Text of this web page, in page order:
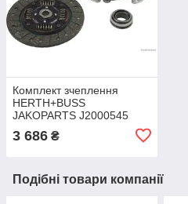
Комплект зчеплення
HERTH+BUSS
JAKOPARTS J2000545
HYUNDAI: I20, I30, I30 CW
ESTATE KIA: CEE'D
3 686 ₴
Подібні товари компанії